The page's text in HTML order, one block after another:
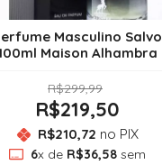
Masculino Salvo
Maison Alhambra
R$299,99
R$219,50
R$210,72 no PIX
6x de R$36,58sem